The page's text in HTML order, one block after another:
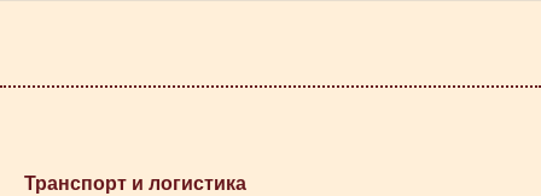
Транспорт и логистика